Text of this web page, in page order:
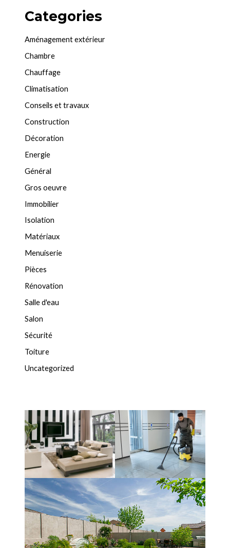
Categories
Aménagement extérieur
Chambre
Chauffage
Climatisation
Conseils et travaux
Construction
Décoration
Energie
Général
Gros oeuvre
Immobilier
Isolation
Matériaux
Menuiserie
Pièces
Rénovation
Salle d'eau
Salon
Sécurité
Toiture
Uncategorized